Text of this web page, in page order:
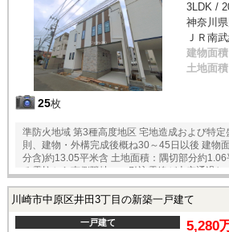
25枚
3LDK /
神奈川
ＪＲ南
建物面積
土地面積
準防火地域 第3種高度地区 宅地造成および特
則、建物・外構完成後概ね30～45日以後 建物
分含)約13.05平米含 土地面積：隅切部分約1.06
る電柱から南側隣地への引込電線が上空通過
川崎市中原区井田3丁目の新築一戸建て
一戸建て 5,280